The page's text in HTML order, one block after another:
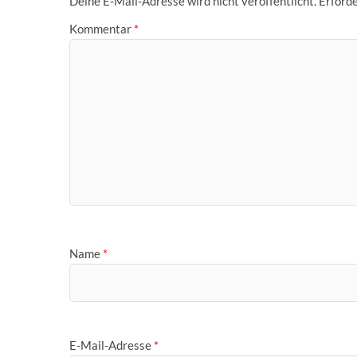
Kommentar *
Name *
E-Mail-Adresse *